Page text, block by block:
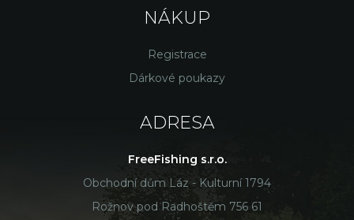
NÁKUP
Registrace
Dárkové poukazy
ADRESA
FreeFishing s.r.o.
Obchodní dům Láz - Kulturní 1794
Rožnov pod Radhoštěm 756 61